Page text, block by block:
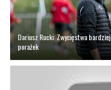
Dariusz Rucki: Zwycięstwa
porażek